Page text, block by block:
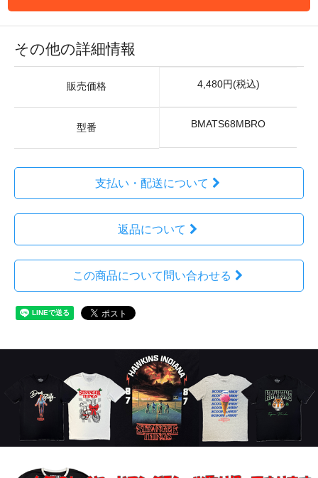
その他の詳細情報
販売価格 4,480円(税込)
型番 BMATS68MBRO
支払い・配送について
返品について
この商品について問い合わせる